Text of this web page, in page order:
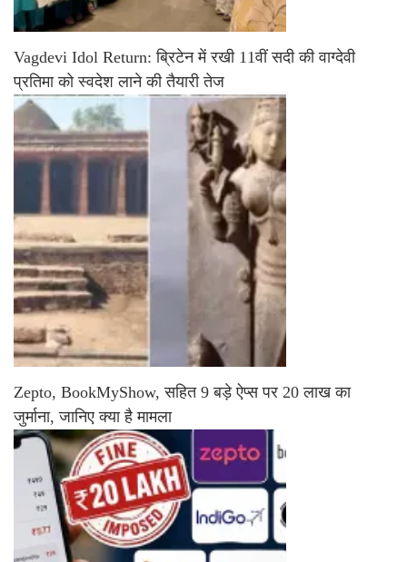
Vagdevi Idol Return: ब्रिटेन में रखी 11वीं सदी की वाग्देवी
प्रतिमा को स्वदेश लाने की तैयारी तेज
Zepto, BookMyShow, सहित 9 बड़े ऐप्स पर 20 लाख का
जुर्माना, जानिए क्या है मामला